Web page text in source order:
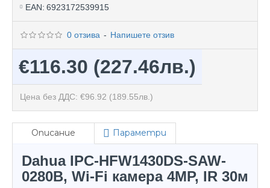
EAN: 6923172539915
0 отзива - Напишете отзив
€116.30 (227.46лв.)
Цена без ДДС: €96.92 (189.55лв.)
Описание Параметри
Dahua IPC-HFW1430DS-SAW-
0280B, Wi-Fi камера 4MP, IR 30м